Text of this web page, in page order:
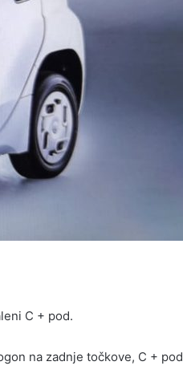
C + pod.
na zadnje točkove, C + pod